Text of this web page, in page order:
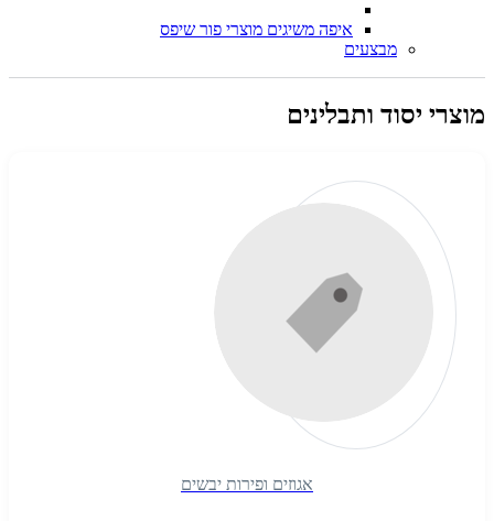
איפה משיגים מוצרי פור שיפס
מבצעים
מוצרי יסוד ותבלינים
אגוזים ופירות יבשים